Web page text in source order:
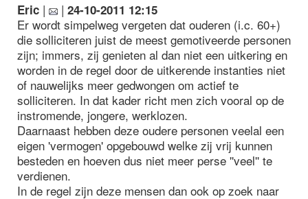
Eric | | 24-10-2011 12:15
Er wordt simpelweg vergeten dat ouderen (i.c. 60+)
die solliciteren juist de meest gemotiveerde personen
zijn; immers, zij genieten al dan niet een uitkering en
worden in de regel door de uitkerende instanties niet
of nauwelijks meer gedwongen om actief te
solliciteren. In dat kader richt men zich vooral op de
instromende, jongere, werklozen.
Daarnaast hebben deze oudere personen veelal een
eigen 'vermogen' opgebouwd welke zij vrij kunnen
besteden en hoeven dus niet meer perse ''veel'' te
verdienen.
In de regel zijn deze mensen dan ook op zoek naar